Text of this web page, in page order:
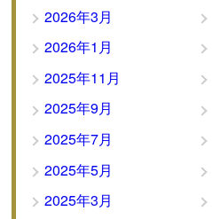
2026年3月
2026年1月
2025年11月
2025年9月
2025年7月
2025年5月
2025年3月